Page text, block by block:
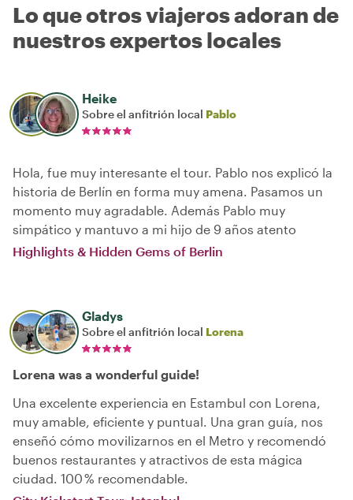
Lo que otros viajeros adoran de
nuestros expertos locales
Heike
Sobre el anfitrión local Pablo
Hola, fue muy interesante el tour. Pablo nos explicó la
historia de Berlín en forma muy amena. Pasamos un
momento muy agradable. Además Pablo muy
simpático y mantuvo a mi hijo de 9 años atento
Highlights & Hidden Gems of Berlin
Gladys
Sobre el anfitrión local Lorena
Lorena was a wonderful guide!
Una excelente experiencia en Estambul con Lorena,
muy amable, eficiente y puntual. Una gran guía, nos
enseñó cómo movilizarnos en el Metro y recomendó
buenos restaurantes y atractivos de esta mágica
ciudad. 100 % recomendable.